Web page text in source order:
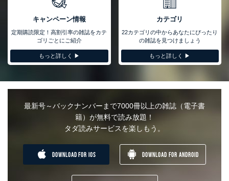
キャンペーン情報
定期購読限定！高割引率の雑誌をカテ
ゴリごとにご紹介
もっと詳しく ▶︎
カテゴリ
22カテゴリの中からあなたにぴったり
の雑誌を見つけましょう
もっと詳しく ▶︎
最新号～バックナンバーまで7000冊以上の雑誌（電子書
籍）が無料で読み放題！
タダ読みサービスを楽しもう。
DOWNLOAD FOR IOS DOWNLOAD FOR ANDROID